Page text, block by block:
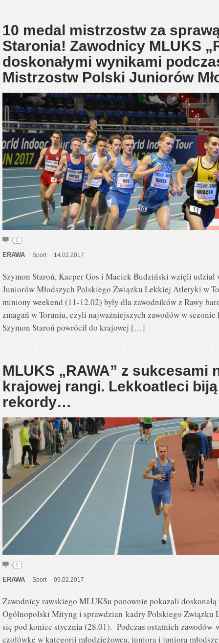
10 medal mistrzostw za
Staronia! Zawodnicy MLUKS
doskonałymi wynikami
Mistrzostw Polski Juniorów
0
ERAWA Sport 14.02.2017
Szymon Staroń, Kacper Gos i Maciek Budziński wzięli
Juniorów Młodszych Polskiego Związku Lekkiej Atletyki w
miniony weekend (11-12.02) były dla zawodników z Rawy
zmagań w Toruniu, czyli najważniejszych zawodów w
Szymon Staroń powrócił do krajowej […]
MLUKS „RAWA” z sukcesami
krajowej rangi. Lekkoatleci
rekordy…
0
ERAWA Sport 09.02.2017
Zawodnicy rawskiego MLUKSu ponownie pokazali
Ogólnopolski Mityng i sprawdzian kadry Polskiego Związku
się pod koniec stycznia (28.01). Podczas ostatnich zawodów
czołówkę w kategorii młodzieżowca, juniora i juniora